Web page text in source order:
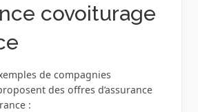
covoiturage
de compagnies
des offres d’assurance
: